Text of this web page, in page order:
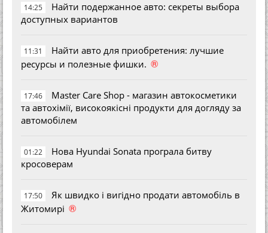
14:25
Найти подержанное авто: секреты выбора
доступных вариантов
11:31
Найти авто для приобретения: лучшие
ресурсы и полезные фишки. ®
17:46
Master Care Shop - магазин автокосметики
та автохімії, високоякісні продукти для догляду за
автомобілем
01:22
Нова Hyundai Sonata програла битву
кросоверам
17:50
Як швидко і вигідно продати автомобіль в
Житомирі ®